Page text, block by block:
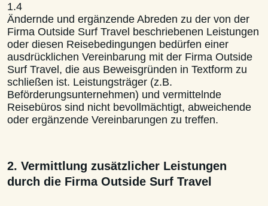
1.4
Ändernde und ergänzende Abreden zu der von der
Firma Outside Surf Travel beschriebenen Leistungen
oder diesen Reisebedingungen bedürfen einer
ausdrücklichen Vereinbarung mit der Firma Outside
Surf Travel, die aus Beweisgründen in Textform zu
schließen ist. Leistungsträger (z.B.
Beförderungsunternehmen) und vermittelnde
Reisebüros sind nicht bevollmächtigt, abweichende
oder ergänzende Vereinbarungen zu treffen.
2. Vermittlung zusätzlicher Leistungen
durch die Firma Outside Surf Travel